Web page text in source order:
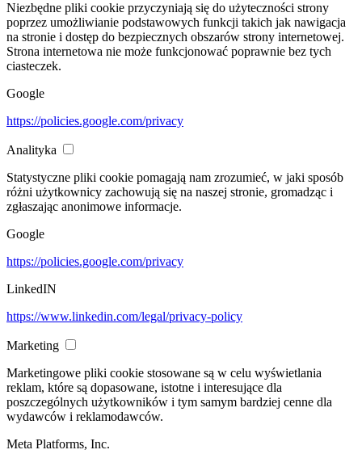
Niezbędne pliki cookie przyczyniają się do użyteczności strony
poprzez umożliwianie podstawowych funkcji takich jak nawigacja
na stronie i dostęp do bezpiecznych obszarów strony internetowej.
Strona internetowa nie może funkcjonować poprawnie bez tych
ciasteczek.
Google
https://policies.google.com/privacy
Analityka
Statystyczne pliki cookie pomagają nam zrozumieć, w jaki sposób
różni użytkownicy zachowują się na naszej stronie, gromadząc i
zgłaszając anonimowe informacje.
Google
https://policies.google.com/privacy
LinkedIN
https://www.linkedin.com/legal/privacy-policy
Marketing
Marketingowe pliki cookie stosowane są w celu wyświetlania
reklam, które są dopasowane, istotne i interesujące dla
poszczególnych użytkowników i tym samym bardziej cenne dla
wydawców i reklamodawców.
Meta Platforms, Inc.